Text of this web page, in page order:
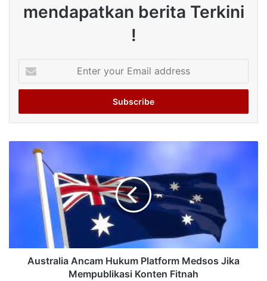
mendapatkan berita Terkini
!
your
Email
Australia Ancam Hukum Platform Medsos Jika
Mempublikasi Konten Fitnah